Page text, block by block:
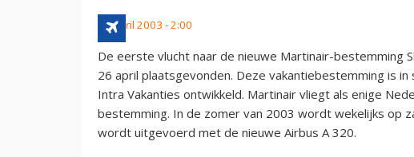
28 april 2003 - 2:00
De eerste vlucht naar de nieuwe Martinair-bestemming
26 april plaatsgevonden. Deze vakantiebestemming is
Intra Vakanties ontwikkeld. Martinair vliegt als enige
bestemming. In de zomer van 2003 wordt wekelijks op
wordt uitgevoerd met de nieuwe Airbus A 320.